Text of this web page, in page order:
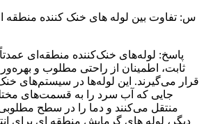
س: تفاوت بین لوله های خنک کننده منطقه
پاسخ: لوله‌های خنک‌کننده منطقه‌ای
ثابت، اطمینان از راحتی مطلوب و
قرار می‌گیرند. این لوله‌ها در سیستم‌های
جایی که آب سرد را به قسمت‌های
منتقل می‌کنند و دما را در سطح
دیگر، لوله های گرمایش منطقه ای برای